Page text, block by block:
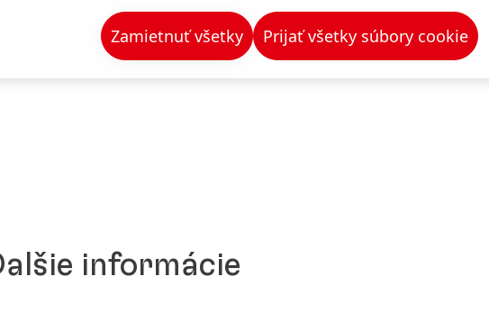
v ktorom môžu zamestnanci naplno
informácie
Zamietnuť všetky Prijať všetky súbory cookie